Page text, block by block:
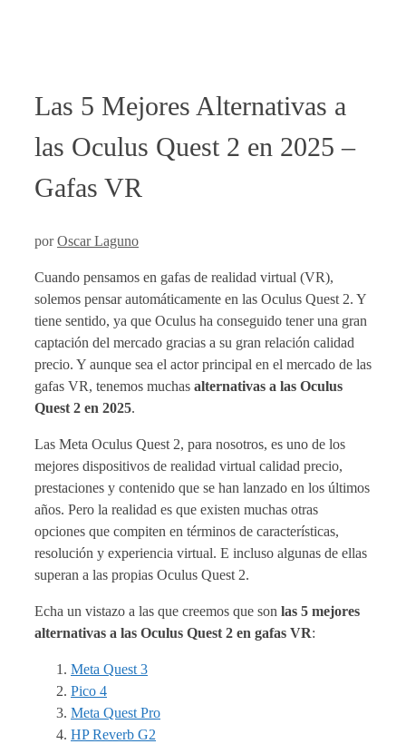
Las 5 Mejores Alternativas a
las Oculus Quest 2 en 2025 –
Gafas VR
porOscar Laguno
Cuando pensamos en gafas de realidad virtual (VR),
solemos pensar automáticamente en las Oculus Quest 2. Y
tiene sentido, ya que Oculus ha conseguido tener una gran
captación del mercado gracias a su gran relación calidad
precio. Y aunque sea el actor principal en el mercado de las
gafas VR, tenemos muchas alternativas a las Oculus
Quest 2 en 2025.
Las Meta Oculus Quest 2, para nosotros, es uno de los
mejores dispositivos de realidad virtual calidad precio,
prestaciones y contenido que se han lanzado en los últimos
años. Pero la realidad es que existen muchas otras
opciones que compiten en términos de características,
resolución y experiencia virtual. E incluso algunas de ellas
superan a las propias Oculus Quest 2.
Echa un vistazo a las que creemos que son las 5 mejores
alternativas a las Oculus Quest 2 en gafas VR:
Meta Quest 3
Pico 4
Meta Quest Pro
HP Reverb G2